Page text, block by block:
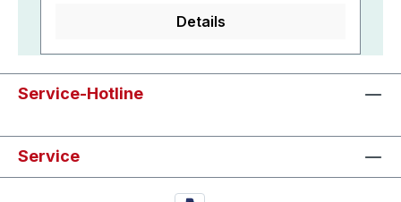
Details
Service-Hotline
Service